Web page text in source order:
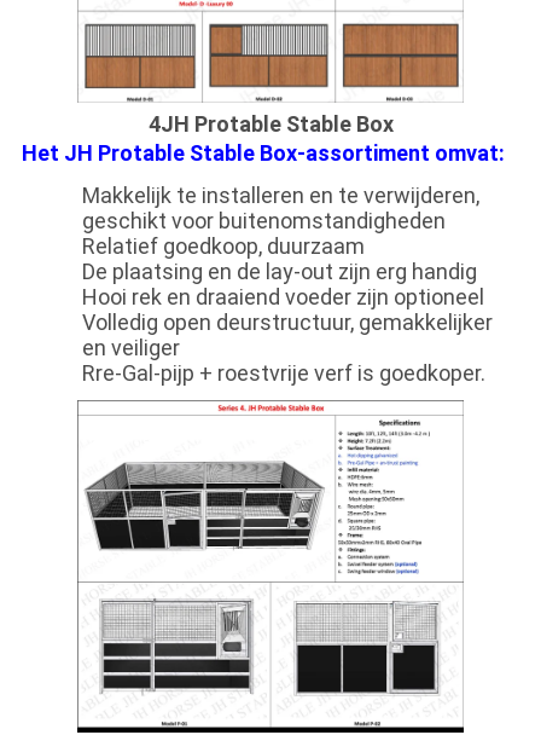
4JH Protable Stable Box
Het JH Protable Stable Box-assortiment omvat:
Makkelijk te installeren en te verwijderen,
geschikt voor buitenomstandigheden
Relatief goedkoop, duurzaam
De plaatsing en de lay-out zijn erg handig
Hooi rek en draaiend voeder zijn optioneel
Volledig open deurstructuur, gemakkelijker
en veiliger
Rre-Gal-pijp + roestvrije verf is goedkoper.